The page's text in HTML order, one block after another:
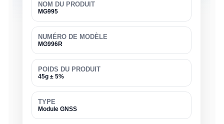
NOM DU PRODUIT
MG995
NUMÉRO DE MODÈLE
MG996R
POIDS DU PRODUIT
45g ± 5%
TYPE
Module GNSS